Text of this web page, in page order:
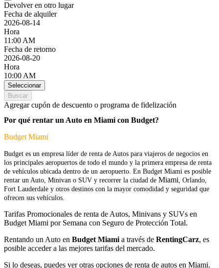
Devolver en otro lugar
Fecha de alquiler
2026-08-14
Hora
11:00 AM
Fecha de retorno
2026-08-20
Hora
10:00 AM
Seleccionar
Buscar
Agregar cupón de descuento o programa de fidelización
Por qué rentar un Auto en Miami con Budget?
Budget Miami
Budget es un empresa líder de renta de Autos para viajeros de negocios en
los principales aeropuertos de todo el mundo y la primera empresa de renta
de vehículos ubicada dentro de un aeropuerto. En Budget Miami es posible
rentar un Auto, Minivan o SUV y recorrer la ciudad de Miami, Orlando,
Fort Lauderdale y otros destinos con la mayor comodidad y seguridad que
ofrecen sus vehículos.
Tarifas Promocionales de renta de Autos, Minivans y SUVs en
Budget Miami por Semana con Seguro de Protección Total.
Rentando un Auto en Budget Miami a través de RentingCarz, es
posible acceder a las mejores tarifas del mercado.
Si lo deseas, puedes ver otras opciones de renta de autos en Miami.